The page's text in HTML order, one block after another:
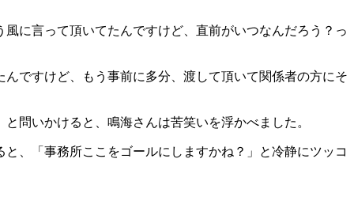
に言って頂いてたんですけど、直前がいつなんだろう？っ
ですけど、もう事前に多分、渡して頂いて関係者の方にそ
問いかけると、鳴海さんは苦笑いを浮かべました。
、「事務所ここをゴールにしますかね？」と冷静にツッコ